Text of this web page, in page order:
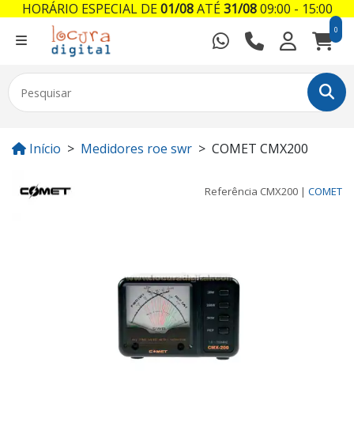
0
Início Medidores roe swr COMET CMX200
Referência CMX200 | COMET
HORÁRIO ESPECIAL DE01/08ATÉ31/0809:00 - 15:00